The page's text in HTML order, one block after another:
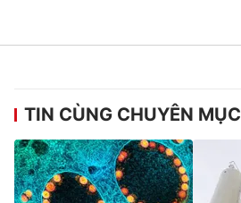
TIN CÙNG CHUYÊN MỤC